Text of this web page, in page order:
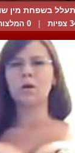
בשפחת מין
0 המלצות